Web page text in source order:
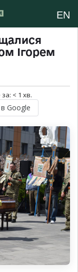
EN
Ігорем
< 1 хв.
Google